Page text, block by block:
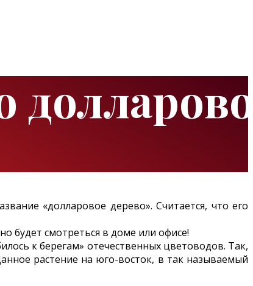
«долларовое дерево». Считается, что его
будет смотреться в доме или офисе!
к берегам» отечественных цветоводов. Так,
растение на юго-восток, в так называемый